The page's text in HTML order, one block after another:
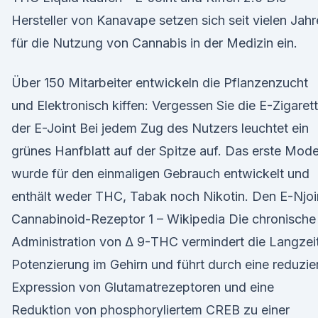
Hersteller von Kanavape setzen sich seit vielen
für die Nutzung von Cannabis in der Medizin ein.
Über 150 Mitarbeiter entwickeln die Pflanzenzucht
und Elektronisch kiffen: Vergessen Sie die E-
der E-Joint Bei jedem Zug des Nutzers leuchtet ein
grünes Hanfblatt auf der Spitze auf. Das erste
wurde für den einmaligen Gebrauch entwickelt und
enthält weder THC, Tabak noch Nikotin. Den E-
Cannabinoid-Rezeptor 1 – Wikipedia Die chronische
Administration von Δ 9-THC vermindert die
Potenzierung im Gehirn und führt durch eine
Expression von Glutamatrezeptoren und eine
Reduktion von phosphoryliertem CREB zu einer